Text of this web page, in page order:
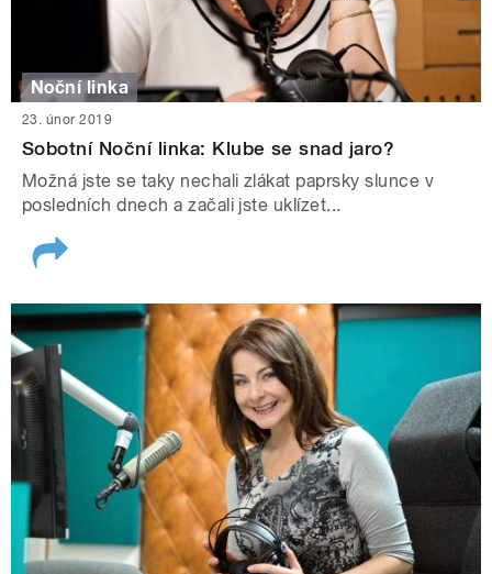
Noční linka
23. únor 2019
Sobotní Noční linka: Klube se snad jaro?
Možná jste se taky nechali zlákat paprsky slunce v
posledních dnech a začali jste uklízet...